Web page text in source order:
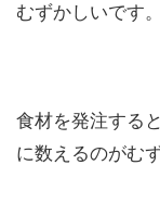
むずかしいです。
食材を発注する
に数えるのがむ